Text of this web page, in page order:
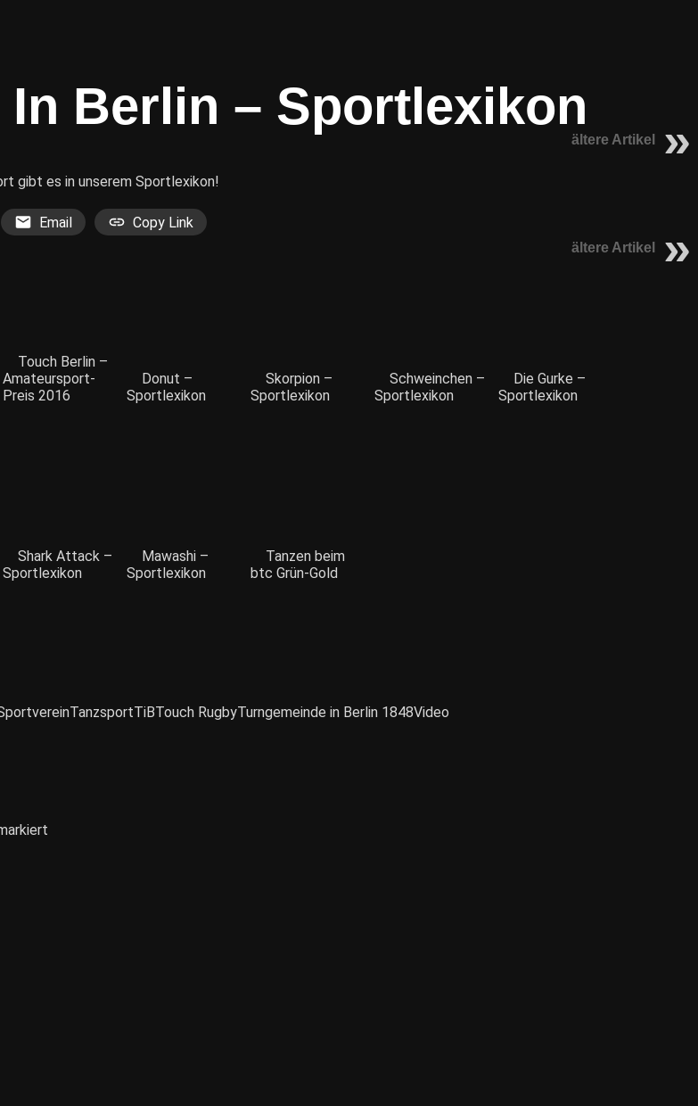
Berlin – Sportlexikon
ältere Artikel
gibt es in unserem Sportlexikon!
Email Copy Link
ältere Artikel
Touch Berlin –
Amateursport-
Preis 2016
Donut –
Sportlexikon
Skorpion –
Sportlexikon
Schweinchen –
Sportlexikon
Die Gurke –
Sportlexikon
Shark Attack –
Sportlexikon
Mawashi –
Sportlexikon
Tanzen beim
btc Grün-Gold
TanzsportTiBTouch RugbyTurngemeinde in Berlin 1848Video